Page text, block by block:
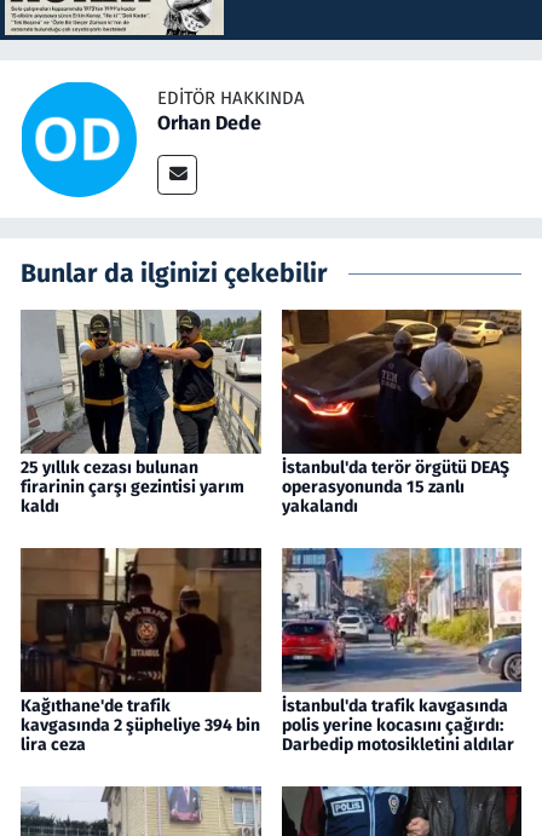
EDITÖR HAKKINDA
Orhan Dede
Bunlar da ilginizi çekebilir
25 yıllık cezası bulunan
firarinin çarşı gezintisi yarım
kaldı
İstanbul'da terör örgütü DEAŞ
operasyonunda 15 zanlı
yakalandı
Kağıthane'de trafik
kavgasında 2 şüpheliye 394 bin
lira ceza
İstanbul'da trafik kavgasında
polis yerine kocasını çağırdı:
Darbedip motosikletini aldılar